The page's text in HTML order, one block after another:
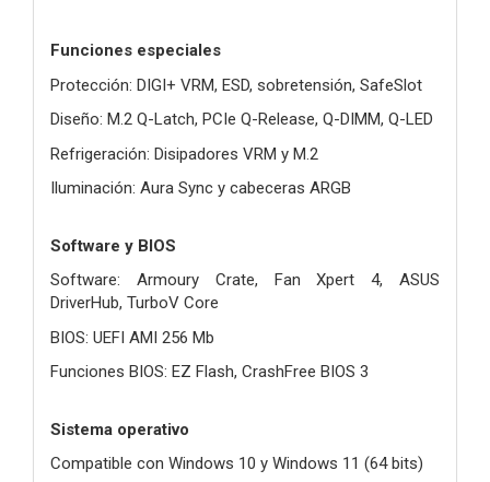
Funciones especiales
Protección: DIGI+ VRM, ESD, sobretensión, SafeSlot
Diseño: M.2 Q-Latch, PCIe Q-Release, Q-DIMM, Q-LED
Refrigeración: Disipadores VRM y M.2
Iluminación: Aura Sync y cabeceras ARGB
Software y BIOS
Software: Armoury Crate, Fan Xpert 4, ASUS
DriverHub, TurboV Core
BIOS: UEFI AMI 256 Mb
Funciones BIOS: EZ Flash, CrashFree BIOS 3
Sistema operativo
Compatible con Windows 10 y Windows 11 (64 bits)